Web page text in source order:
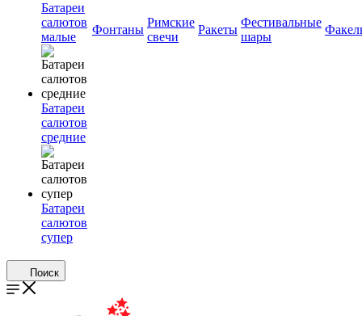
Батареи
салютов
малые
Батареи
салютов
средние
Батареи
салютов
супер
Фонтаны
Римские
свечи
Ракеты
Фестивальные
шары
Поиск